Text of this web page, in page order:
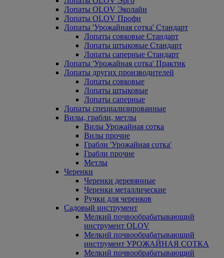
Лопаты OLOV Эколайн
Лопаты OLOV Профи
Лопаты 'Урожайная сотка' Стандарт
Лопаты совковые Стандарт
Лопаты штыковые Стандарт
Лопаты саперные Стандарт
Лопаты 'Урожайная сотка' Практик
Лопаты других производителей
Лопаты совковые
Лопаты штыковые
Лопаты саперные
Лопаты специализированные
Вилы, грабли, метлы
Вилы Урожайная сотка
Вилы прочие
Грабли 'Урожайная сотка'
Грабли прочие
Метлы
Черенки
Черенки деревянные
Черенки металлические
Ручки для черенков
Садовый инструмент
Мелкий почвообрабатывающий
инструмент OLOV
Мелкий почвообрабатывающий
инструмент УРОЖАЙНАЯ СОТКА
Мелкий почвообрабатывающий